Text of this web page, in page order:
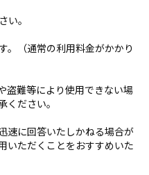
。
。（通常の利用料金がかかり
盗難等により使用できない場
ださい。
速に回答いたしかねる場合が
いただくことをおすすめいた